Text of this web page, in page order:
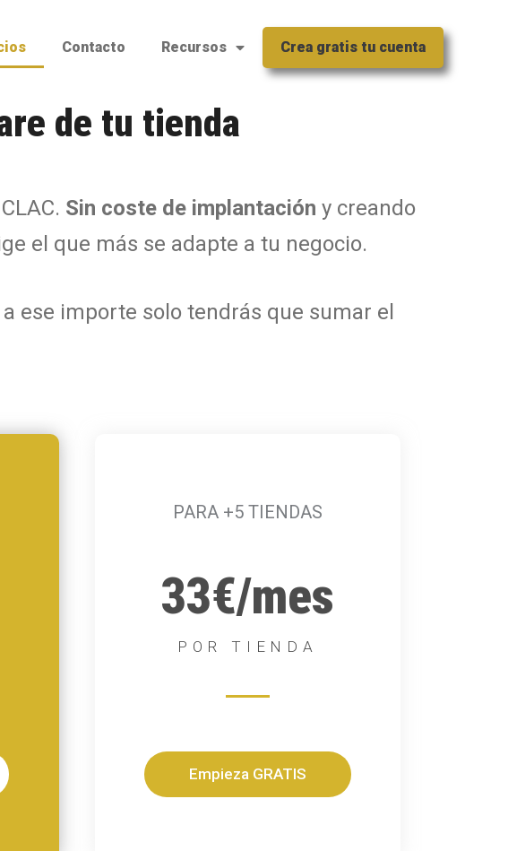
Contacto Recursos Crea gratis tu cuenta
de tu tienda
Sin coste de implantación y creando
el que más se adapte a tu negocio.
ese importe solo tendrás que sumar el
PARA +5 TIENDAS
33€/mes
POR TIENDA
Empieza GRATIS